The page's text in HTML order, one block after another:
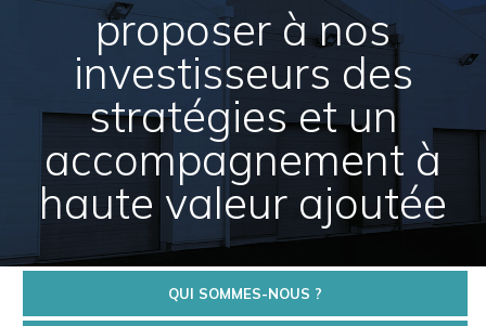
proposer à nos
investisseurs des
stratégies et un
accompagnement à
haute valeur ajoutée
QUI SOMMES-NOUS ?